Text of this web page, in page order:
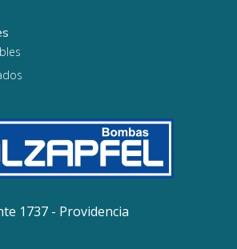
1737 - Providencia